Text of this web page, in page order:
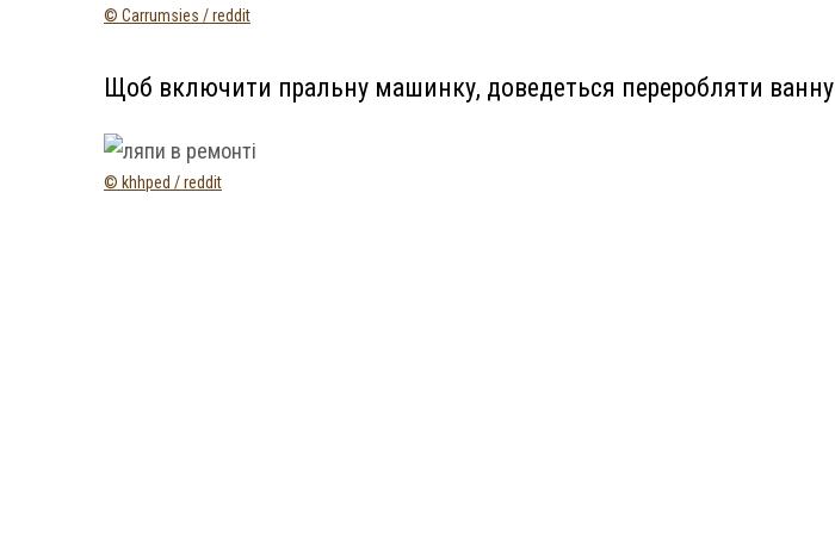
© Carrumsies / reddit
Щоб включити пральну машинку, доведеться переробляти ванну
© khhped / reddit